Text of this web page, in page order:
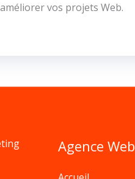
vos projets Web.
Agence Web